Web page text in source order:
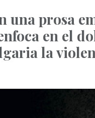
una prosa
en el
la